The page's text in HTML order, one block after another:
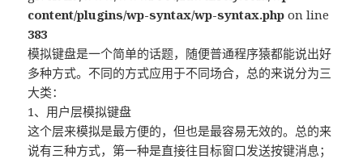
content/plugins/wp-syntax/wp-syntax.php on line
383
模拟键盘是一个简单的话题，随便普通程序猿都能说出好
多种方式。不同的方式应用于不同场合，总的来说分为三
大类：
1、用户层模拟键盘
这个层来模拟是最方便的，但也是最容易无效的。总的来
说有三种方式，第一种是直接往目标窗口发送按键消息；